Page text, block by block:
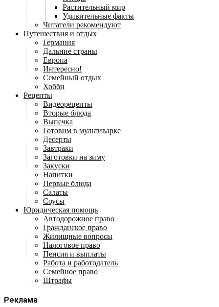
Растительный мир
Удивительные факты
Читатели рекомендуют
Путешествия и отдых
Германия
Дальние страны
Европа
Интересно!
Семейный отдых
Хобби
Рецепты
Видеорецепты
Вторые блюда
Выпечка
Готовим в мультиварке
Десерты
Завтраки
Заготовки на зиму
Закуски
Напитки
Первые блюда
Салаты
Соусы
Юридическая помощь
Автодорожное право
Гражданское право
Жилищные вопросы
Налоговое право
Пенсия и выплаты
Работа и работодатель
Семейное право
Штрафы
Реклама